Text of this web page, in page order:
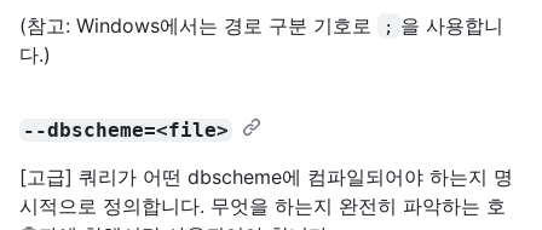
(참고: Windows에서는 경로 구분 기호로
; 을 사용합니
다.)
--dbscheme=<file>
[고급] 쿼리가 어떤 dbscheme에 컴파일되어야 하는지 명
시적으로 정의합니다. 무엇을 하는지 완전히 파악하는 호